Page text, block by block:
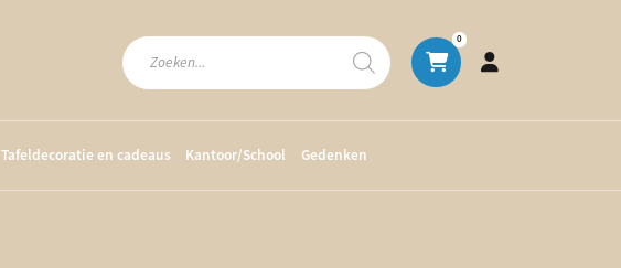
Producten
zoeken
0
Tafeldecoratie en cadeaus Kantoor/School Gedenken